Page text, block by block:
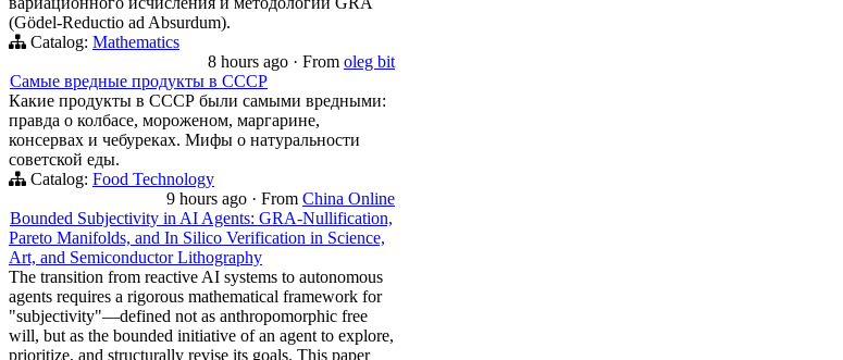
(Gödel-Reductio ad Absurdum).
Catalog: Mathematics
8 hours ago · From oleg bit
Самые вредные продукты в СССР
Какие продукты в СССР были самыми вредными:
правда о колбасе, мороженом, маргарине,
консервах и чебуреках. Мифы о натуральности
советской еды.
Catalog: Food Technology
9 hours ago · From China Online
Bounded Subjectivity in AI Agents: GRA-Nullification,
Pareto Manifolds, and In Silico Verification in Science,
Art, and Semiconductor Lithography
The transition from reactive AI systems to autonomous
agents requires a rigorous mathematical framework for
"subjectivity"—defined not as anthropomorphic free
will, but as the bounded initiative of an agent to explore,
prioritize, and structurally revise its goals. This paper